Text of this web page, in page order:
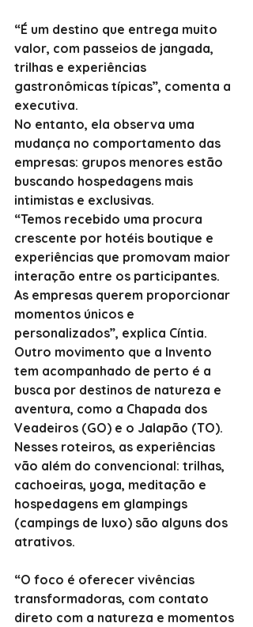
“É um destino que entrega muito
valor, com passeios de jangada,
trilhas e experiências
gastronômicas típicas”, comenta a
executiva.
No entanto, ela observa uma
mudança no comportamento das
empresas: grupos menores estão
buscando hospedagens mais
intimistas e exclusivas.
“Temos recebido uma procura
crescente por hotéis boutique e
experiências que promovam maior
interação entre os participantes.
As empresas querem proporcionar
momentos únicos e
personalizados”, explica Cíntia.
Outro movimento que a Invento
tem acompanhado de perto é a
busca por destinos de natureza e
aventura, como a Chapada dos
Veadeiros (GO) e o Jalapão (TO).
Nesses roteiros, as experiências
vão além do convencional: trilhas,
cachoeiras, yoga, meditação e
hospedagens em glampings
(campings de luxo) são alguns dos
atrativos.
“O foco é oferecer vivências
transformadoras, com contato
direto com a natureza e momentos